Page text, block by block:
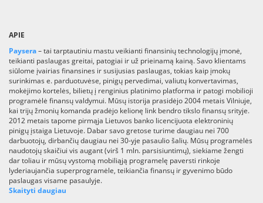
APIE
Paysera– tai tarptautiniu mastu veikianti finansinių technologijų įmonė,
teikianti paslaugas greitai, patogiai ir už prieinamą kainą. Savo klientams
siūlome įvairias finansines ir susijusias paslaugas, tokias kaip įmokų
surinkimas e. parduotuvėse, pinigų pervedimai, valiutų konvertavimas,
mokėjimo kortelės, bilietų į renginius platinimo platforma ir patogi mobilioji
programėlė finansų valdymui. Mūsų istorija prasidėjo 2004 metais Vilniuje,
kai trijų žmonių komanda pradėjo kelionę link bendro tikslo finansų srityje.
2012 metais tapome pirmąja Lietuvos banko licencijuota elektroninių
pinigų įstaiga Lietuvoje. Dabar savo gretose turime daugiau nei 700
darbuotojų, dirbančių daugiau nei 30-yje pasaulio šalių. Mūsų programėlės
naudotojų skaičiui vis augant (virš 1 mln. parsisiuntimų), siekiame žengti
dar toliau ir mūsų vystomą mobiliąją programelę paversti rinkoje
lyderiaujančia superprogramėle, teikiančia finansų ir gyvenimo būdo
paslaugas visame pasaulyje.
Skaityti daugiau